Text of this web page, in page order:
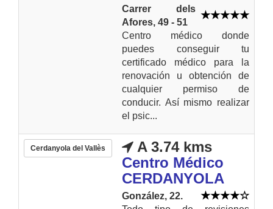
Carrer dels
Afores, 49 - 51
Centro médico donde
puedes conseguir tu
certificado médico para la
renovación u obtención de
cualquier permiso de
conducir. Así mismo realizar
el psic...
Cerdanyola del Vallès
A 3.74 kms
Centro Médico
CERDANYOLA
González, 22.